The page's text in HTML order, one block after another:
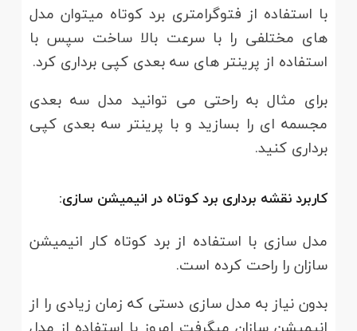
با استفاده از فتوگرامتری برد کوتاه میتوان مدل
های مختلفی را با سرعت بالا ساخت سپس با
استفاده از پرینتر های سه بعدی کپی برداری کرد.
برای مثال به راحتی می توانید مدل سه بعدی
مجسمه ای را بسازید و با پرینتر سه بعدی کپی
برداری کنید.
کاربرد نقشه برداری برد کوتاه در انیمیشن سازی:
مدل سازی با استفاده از برد کوتاه کار انیمیشن
سازان را راحت کرده است.
بدون نیاز به مدل سازی دستی که زمان زیادی را از